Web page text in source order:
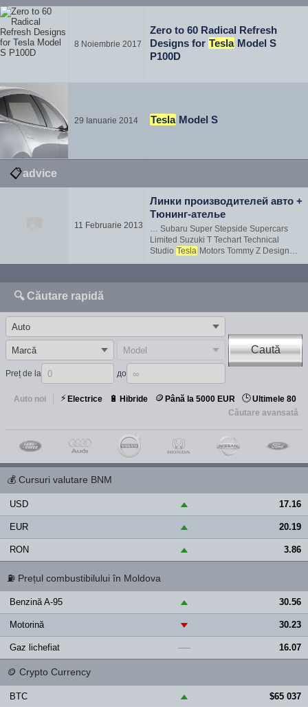
8 Noiembrie 2017
Zero to 60 Radical Refresh
Designs for Tesla Model S
P100D
29 Ianuarie 2014 Tesla Model S
📋advice
11 Februarie 2013
Линки производителей авто +
Тюнинг-ателье
… Subaru Super Stepside Supercars
Limited Suzuki T Techart Technical
Studio Tesla Motors Tommy Z Design
Toyota Tramontana TVR U Ultima V
Volkswagen Volvo W Weineck
🔍 Căutare rapidă
Preț de la до
Caută
Auto noi ⚡ Electrice 🔋 Hibride 🪙 Până la 5000 EUR 🕒Ultimele 80
Căutare avansată
💰 Cursuri valutare BNM
USD ▲ 17.16
EUR ▲ 20.19
RON ▲ 3.86
⛽ Prețul combustibilului în Moldova
Benzină A-95 ▲ 30.56
Motorină ▼ 30.23
Gaz lichefiat — 16.07
🪙 Crypto Currency
BTC ▲ $65 037